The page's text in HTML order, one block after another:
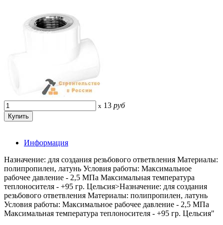
x 13 руб
Информация
Назначение: для создания резьбового ответвления Материалы:
полипропилен, латунь Условия работы: Максимальное
рабочее давление - 2,5 МПа Максимальная температура
теплоносителя - +95 гр. Цельсия>Назначение: для создания
резьбового ответвления Материалы: полипропилен, латунь
Условия работы: Максимальное рабочее давление - 2,5 МПа
Максимальная температура теплоносителя - +95 гр. Цельсия"